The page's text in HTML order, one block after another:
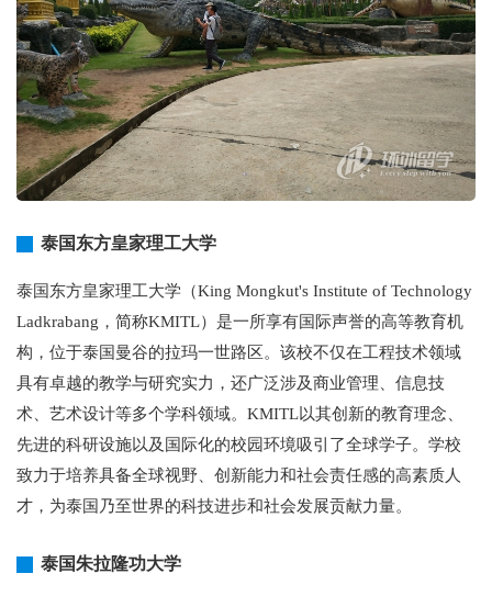
泰国东方皇家理工大学
泰国东方皇家理工大学（King Mongkut's Institute of Technology
Ladkrabang，简称KMITL）是一所享有国际声誉的高等教育机
构，位于泰国曼谷的拉玛一世路区。该校不仅在工程技术领域
具有卓越的教学与研究实力，还广泛涉及商业管理、信息技
术、艺术设计等多个学科领域。KMITL以其创新的教育理念、
先进的科研设施以及国际化的校园环境吸引了全球学子。学校
致力于培养具备全球视野、创新能力和社会责任感的高素质人
才，为泰国乃至世界的科技进步和社会发展贡献力量。
泰国朱拉隆功大学